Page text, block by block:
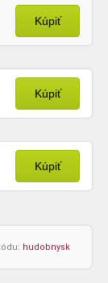
Kúpiť
Kúpiť
Kúpiť
hudobnysk